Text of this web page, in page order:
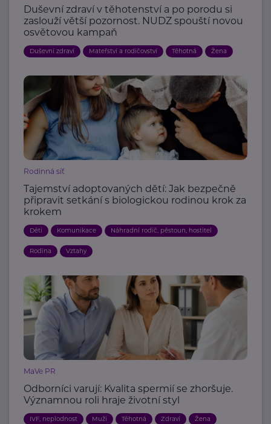
Duševní zdraví v těhotenství a po porodu si
zaslouží větší pozornost. NUDZ spouští novou
osvětovou kampaň
Duševní zdraví Mateřství a rodičovství Těhotná Žena
Rodinná síť
Tajemství adoptovaných dětí: Jak bezpečně
připravit setkání s biologickou rodinou krok za
krokem
Děti Komunikace Náhradní rodič, pěstoun, hostitel
Rodina Vztahy
MaVe PR
Odborníci varují: Kvalita spermií se zhoršuje.
Významnou roli hraje životní styl
IVF, neplodnost Muži Těhotná Zdraví Žena